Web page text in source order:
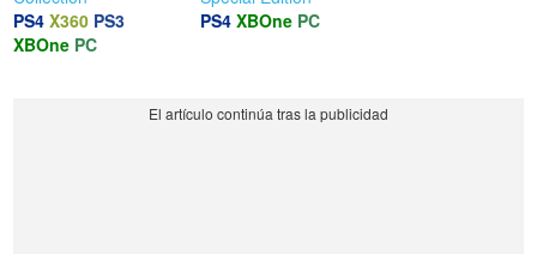
PS4 X360 PS3
XBOne PC
PS4 XBOne PC